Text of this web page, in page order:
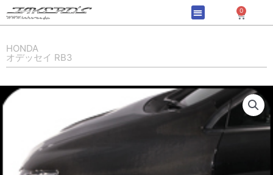
容
ス
キ
プ
0
Cart
HONDA
オデッセイ RB3